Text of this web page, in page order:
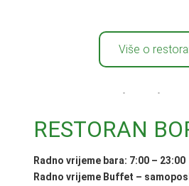
Više o
RESTORAN
Radno vrijeme bara: 7:00 – 23:00
Radno vrijeme Buffet –